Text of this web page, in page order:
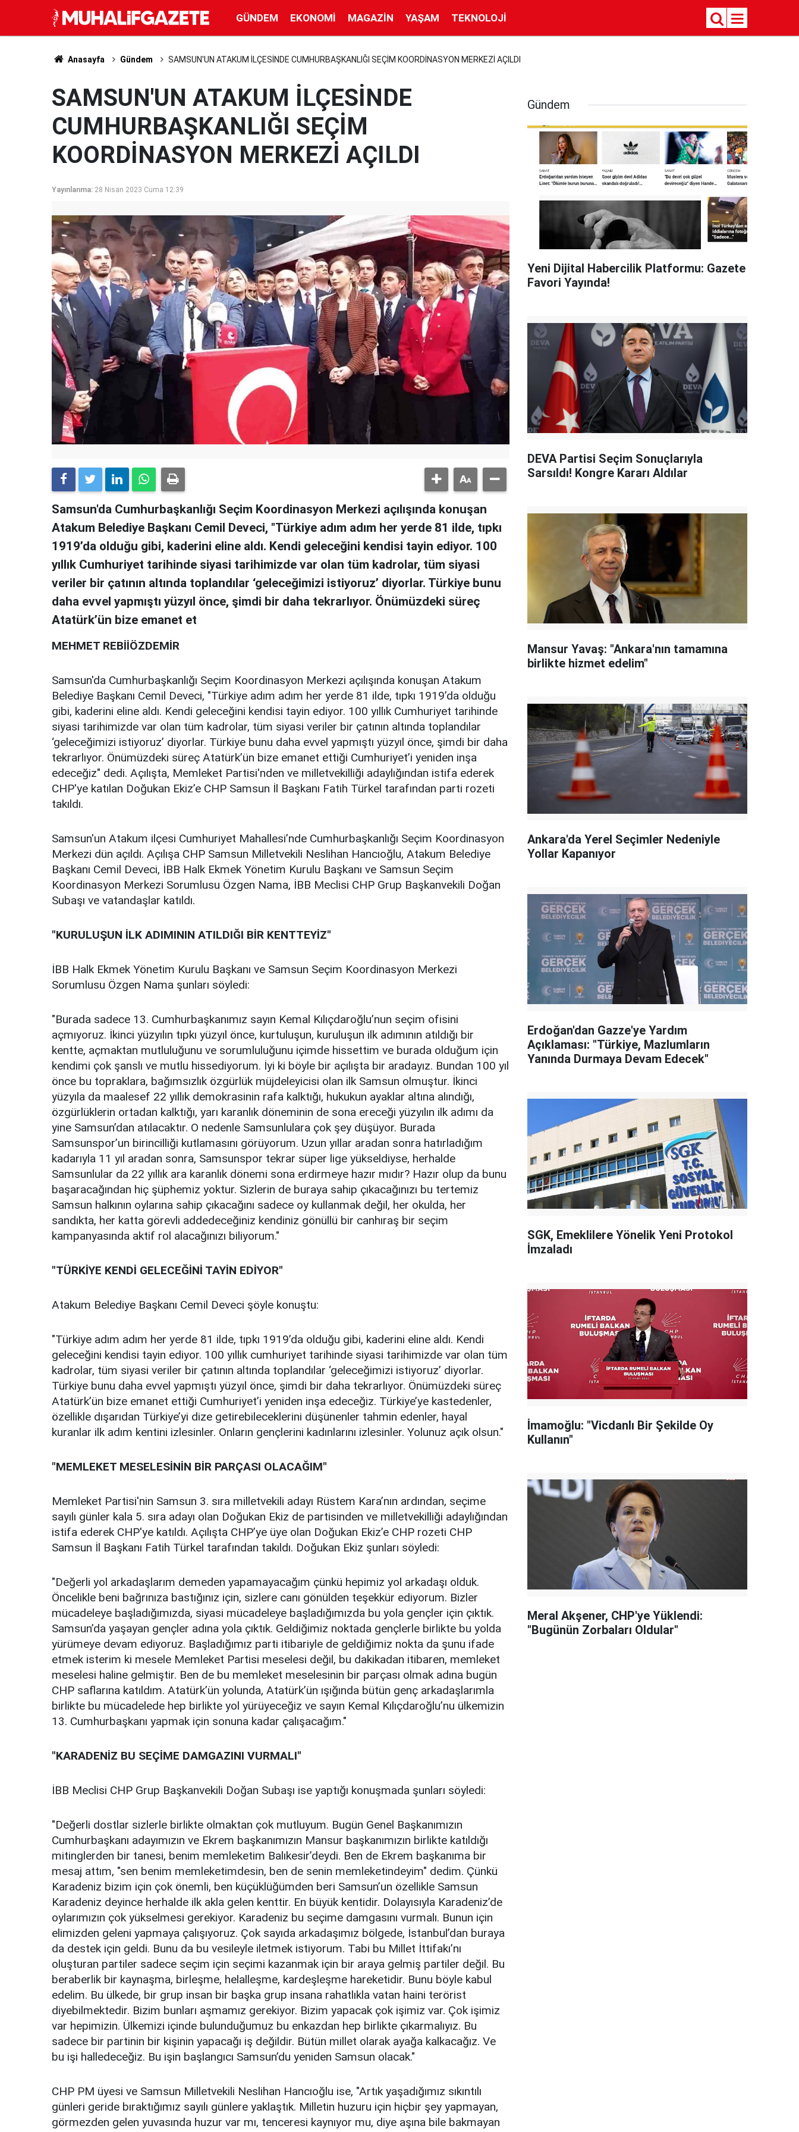
GÜNDEM EKONOMI MAGAZIN YAŞAM TEKNOLOJI
Anasayfa Gündem SAMSUN'UN ATAKUM İLÇESİNDE CUMHURBAŞKANLIĞI SEÇİM KOORDİNASYON MERKEZİ AÇILDI
SAMSUN'UN ATAKUM İLÇESİNDE
CUMHURBAŞKANLIĞI SEÇİM
KOORDİNASYON MERKEZİ AÇILDI
Yayınlanma: 28 Nisan 2023 Cuma 12:39
Samsun'da Cumhurbaşkanlığı Seçim Koordinasyon Merkezi açılışında konuşan
Atakum Belediye Başkanı Cemil Deveci, "Türkiye adım adım her yerde 81 ilde, tıpkı
1919’da olduğu gibi, kaderini eline aldı. Kendi geleceğini kendisi tayin ediyor. 100
yıllık Cumhuriyet tarihinde siyasi tarihimizde var olan tüm kadrolar, tüm siyasi
veriler bir çatının altında toplandılar ‘geleceğimizi istiyoruz’ diyorlar. Türkiye bunu
daha evvel yapmıştı yüzyıl önce, şimdi bir daha tekrarlıyor. Önümüzdeki süreç
Atatürk’ün bize emanet et
MEHMET REBİİÖZDEMİR
Samsun'da Cumhurbaşkanlığı Seçim Koordinasyon Merkezi açılışında konuşan Atakum
Belediye Başkanı Cemil Deveci, "Türkiye adım adım her yerde 81 ilde, tıpkı 1919’da olduğu
gibi, kaderini eline aldı. Kendi geleceğini kendisi tayin ediyor. 100 yıllık Cumhuriyet tarihinde
siyasi tarihimizde var olan tüm kadrolar, tüm siyasi veriler bir çatının altında toplandılar
‘geleceğimizi istiyoruz’ diyorlar. Türkiye bunu daha evvel yapmıştı yüzyıl önce, şimdi bir daha
tekrarlıyor. Önümüzdeki süreç Atatürk’ün bize emanet ettiği Cumhuriyet’i yeniden inşa
edeceğiz" dedi. Açılışta, Memleket Partisi'nden ve milletvekilliği adaylığından istifa ederek
CHP'ye katılan Doğukan Ekiz’e CHP Samsun İl Başkanı Fatih Türkel tarafından parti rozeti
takıldı.
Samsun'un Atakum ilçesi Cumhuriyet Mahallesi’nde Cumhurbaşkanlığı Seçim Koordinasyon
Merkezi dün açıldı. Açılışa CHP Samsun Milletvekili Neslihan Hancıoğlu, Atakum Belediye
Başkanı Cemil Deveci, İBB Halk Ekmek Yönetim Kurulu Başkanı ve Samsun Seçim
Koordinasyon Merkezi Sorumlusu Özgen Nama, İBB Meclisi CHP Grup Başkanvekili Doğan
Subaşı ve vatandaşlar katıldı.
"KURULUŞUN İLK ADIMININ ATILDIĞI BİR KENTTEYİZ"
İBB Halk Ekmek Yönetim Kurulu Başkanı ve Samsun Seçim Koordinasyon Merkezi
Sorumlusu Özgen Nama şunları söyledi:
"Burada sadece 13. Cumhurbaşkanımız sayın Kemal Kılıçdaroğlu’nun seçim ofisini
açmıyoruz. İkinci yüzyılın tıpkı yüzyıl önce, kurtuluşun, kuruluşun ilk adımının atıldığı bir
kentte, açmaktan mutluluğunu ve sorumluluğunu içimde hissettim ve burada olduğum için
kendimi çok şanslı ve mutlu hissediyorum. İyi ki böyle bir açılışta bir aradayız. Bundan 100 yıl
önce bu topraklara, bağımsızlık özgürlük müjdeleyicisi olan ilk Samsun olmuştur. İkinci
yüzyıla da maalesef 22 yıllık demokrasinin rafa kalktığı, hukukun ayaklar altına alındığı,
özgürlüklerin ortadan kalktığı, yarı karanlık döneminin de sona ereceği yüzyılın ilk adımı da
yine Samsun’dan atılacaktır. O nedenle Samsunlulara çok şey düşüyor. Burada
Samsunspor’un birincilliği kutlamasını görüyorum. Uzun yıllar aradan sonra hatırladığım
kadarıyla 11 yıl aradan sonra, Samsunspor tekrar süper lige yükseldiyse, herhalde
Samsunlular da 22 yıllık ara karanlık dönemi sona erdirmeye hazır mıdır? Hazır olup da bunu
başaracağından hiç şüphemiz yoktur. Sizlerin de buraya sahip çıkacağınızı bu tertemiz
Samsun halkının oylarına sahip çıkacağını sadece oy kullanmak değil, her okulda, her
sandıkta, her katta görevli addedeceğiniz kendiniz gönüllü bir canhıraş bir seçim
kampanyasında aktif rol alacağınızı biliyorum."
"TÜRKİYE KENDİ GELECEĞİNİ TAYİN EDİYOR"
Atakum Belediye Başkanı Cemil Deveci şöyle konuştu:
"Türkiye adım adım her yerde 81 ilde, tıpkı 1919’da olduğu gibi, kaderini eline aldı. Kendi
geleceğini kendisi tayin ediyor. 100 yıllık cumhuriyet tarihinde siyasi tarihimizde var olan tüm
kadrolar, tüm siyasi veriler bir çatının altında toplandılar ‘geleceğimizi istiyoruz’ diyorlar.
Türkiye bunu daha evvel yapmıştı yüzyıl önce, şimdi bir daha tekrarlıyor. Önümüzdeki süreç
Atatürk’ün bize emanet ettiği Cumhuriyet’i yeniden inşa edeceğiz. Türkiye’ye kastedenler,
özellikle dışarıdan Türkiye’yi dize getirebileceklerini düşünenler tahmin edenler, hayal
kuranlar ilk adım kentini izlesinler. Onların gençlerini kadınlarını izlesinler. Yolunuz açık olsun."
"MEMLEKET MESELESİNİN BİR PARÇASI OLACAĞIM"
Memleket Partisi'nin Samsun 3. sıra milletvekili adayı Rüstem Kara’nın ardından, seçime
sayılı günler kala 5. sıra adayı olan Doğukan Ekiz de partisinden ve milletvekilliği adaylığından
istifa ederek CHP'ye katıldı. Açılışta CHP’ye üye olan Doğukan Ekiz’e CHP rozeti CHP
Samsun İl Başkanı Fatih Türkel tarafından takıldı. Doğukan Ekiz şunları söyledi:
"Değerli yol arkadaşlarım demeden yapamayacağım çünkü hepimiz yol arkadaşı olduk.
Öncelikle beni bağrınıza bastığınız için, sizlere canı gönülden teşekkür ediyorum. Bizler
mücadeleye başladığımızda, siyasi mücadeleye başladığımızda bu yola gençler için çıktık.
Samsun’da yaşayan gençler adına yola çıktık. Geldiğimiz noktada gençlerle birlikte bu yolda
yürümeye devam ediyoruz. Başladığımız parti itibariyle de geldiğimiz nokta da şunu ifade
etmek isterim ki mesele Memleket Partisi meselesi değil, bu dakikadan itibaren, memleket
meselesi haline gelmiştir. Ben de bu memleket meselesinin bir parçası olmak adına bugün
CHP saflarına katıldım. Atatürk’ün yolunda, Atatürk’ün ışığında bütün genç arkadaşlarımla
birlikte bu mücadelede hep birlikte yol yürüyeceğiz ve sayın Kemal Kılıçdaroğlu’nu ülkemizin
13. Cumhurbaşkanı yapmak için sonuna kadar çalışacağım."
"KARADENİZ BU SEÇİME DAMGAZINI VURMALI"
İBB Meclisi CHP Grup Başkanvekili Doğan Subaşı ise yaptığı konuşmada şunları söyledi:
"Değerli dostlar sizlerle birlikte olmaktan çok mutluyum. Bugün Genel Başkanımızın
Cumhurbaşkanı adayımızın ve Ekrem başkanımızın Mansur başkanımızın birlikte katıldığı
mitinglerden bir tanesi, benim memleketim Balıkesir’deydi. Ben de Ekrem başkanıma bir
mesaj attım, "sen benim memleketimdesin, ben de senin memleketindeyim" dedim. Çünkü
Karadeniz bizim için çok önemli, ben küçüklüğümden beri Samsun’un özellikle Samsun
Karadeniz deyince herhalde ilk akla gelen kenttir. En büyük kentidir. Dolayısıyla Karadeniz’de
oylarımızın çok yükselmesi gerekiyor. Karadeniz bu seçime damgasını vurmalı. Bunun için
elimizden geleni yapmaya çalışıyoruz. Çok sayıda arkadaşımız bölgede, İstanbul’dan buraya
da destek için geldi. Bunu da bu vesileyle iletmek istiyorum. Tabi bu Millet İttifakı’nı
oluşturan partiler sadece seçim için seçimi kazanmak için bir araya gelmiş partiler değil. Bu
beraberlik bir kaynaşma, birleşme, helalleşme, kardeşleşme hareketidir. Bunu böyle kabul
edelim. Bu ülkede, bir grup insan bir başka grup insana rahatlıkla vatan haini terörist
diyebilmektedir. Bizim bunları aşmamız gerekiyor. Bizim yapacak çok işimiz var. Çok işimiz
var hepimizin. Ülkemizi içinde bulunduğumuz bu enkazdan hep birlikte çıkarmalıyız. Bu
sadece bir partinin bir kişinin yapacağı iş değildir. Bütün millet olarak ayağa kalkacağız. Ve
bu işi halledeceğiz. Bu işin başlangıcı Samsun’du yeniden Samsun olacak."
CHP PM üyesi ve Samsun Milletvekili Neslihan Hancıoğlu ise, "Artık yaşadığımız sıkıntılı
günleri geride bıraktığımız sayılı günlere yaklaştık. Milletin huzuru için hiçbir şey yapmayan,
görmezden gelen yuvasında huzur var mı, tenceresi kaynıyor mu, diye aşına bile bakmayan
Gündem
Yeni Dijital Habercilik Platformu: Gazete
Favori Yayında!
DEVA Partisi Seçim Sonuçlarıyla
Sarsıldı! Kongre Kararı Aldılar
Mansur Yavaş: "Ankara'nın tamamına
birlikte hizmet edelim"
Ankara'da Yerel Seçimler Nedeniyle
Yollar Kapanıyor
Erdoğan'dan Gazze'ye Yardım
Açıklaması: "Türkiye, Mazlumların
Yanında Durmaya Devam Edecek"
SGK, Emeklilere Yönelik Yeni Protokol
İmzaladı
İmamoğlu: "Vicdanlı Bir Şekilde Oy
Kullanın"
Meral Akşener, CHP'ye Yüklendi:
"Bugünün Zorbaları Oldular"